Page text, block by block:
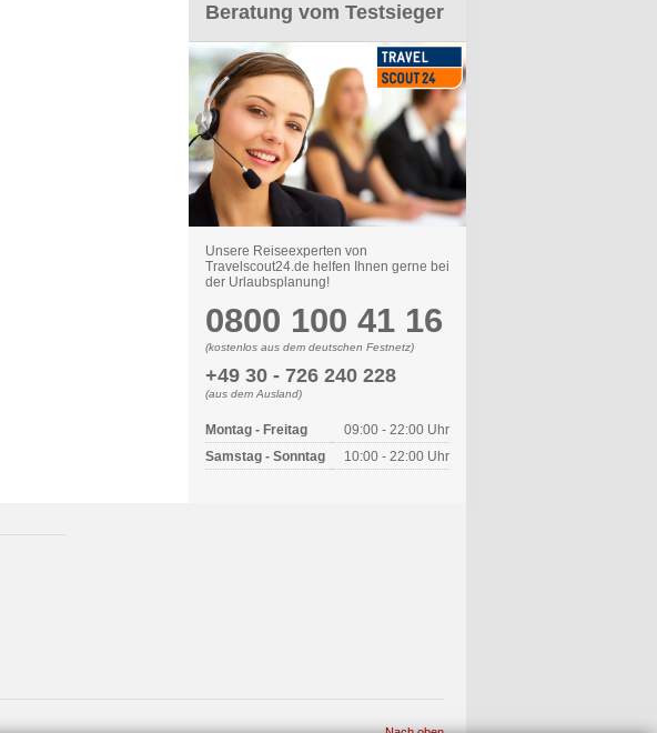
Beratung vom Testsieger
Unsere Reiseexperten von
Travelscout24.de helfen Ihnen gerne bei
der Urlaubsplanung!
0800 100 41 16
(kostenlos aus dem deutschen Festnetz)
+49 30 - 726 240 228
(aus dem Ausland)
Montag - Freitag
09:00 - 22:00 Uhr
Samstag - Sonntag
10:00 - 22:00 Uhr